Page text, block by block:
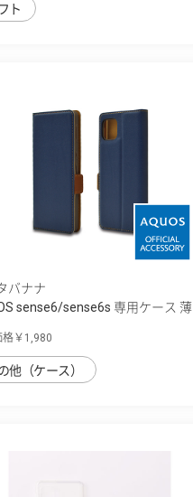
ト
バナナ
sense6/sense6s 専用ケース 薄
格￥1,980
他（ケース）